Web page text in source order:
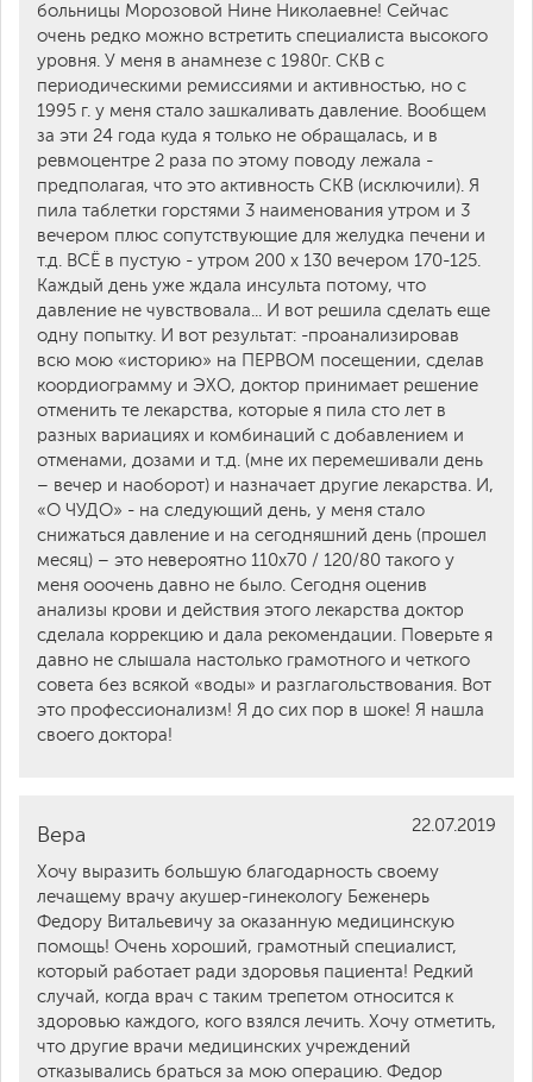
больницы Морозовой Нине Николаевне! Сейчас
очень редко можно встретить специалиста высокого
уровня. У меня в анамнезе с 1980г. СКВ с
периодическими ремиссиями и активностью, но с
1995 г. у меня стало зашкаливать давление. Вообщем
за эти 24 года куда я только не обращалась, и в
ревмоцентре 2 раза по этому поводу лежала -
предполагая, что это активность СКВ (исключили). Я
пила таблетки горстями 3 наименования утром и 3
вечером плюс сопутствующие для желудка печени и
т.д. ВСЁ в пустую - утром 200 х 130 вечером 170-125.
Каждый день уже ждала инсульта потому, что
давление не чувствовала... И вот решила сделать еще
одну попытку. И вот результат: -проанализировав
всю мою «историю» на ПЕРВОМ посещении, сделав
коордиограмму и ЭХО, доктор принимает решение
отменить те лекарства, которые я пила сто лет в
разных вариациях и комбинаций с добавлением и
отменами, дозами и т.д. (мне их перемешивали день
– вечер и наоборот) и назначает другие лекарства. И,
«О ЧУДО» - на следующий день, у меня стало
снижаться давление и на сегодняшний день (прошел
месяц) – это невероятно 110х70 / 120/80 такого у
меня ооочень давно не было. Сегодня оценив
анализы крови и действия этого лекарства доктор
сделала коррекцию и дала рекомендации. Поверьте я
давно не слышала настолько грамотного и четкого
совета без всякой «воды» и разглагольствования. Вот
это профессионализм! Я до сих пор в шоке! Я нашла
своего доктора!
22.07.2019
Вера
Хочу выразить большую благодарность своему
лечащему врачу акушер-гинекологу Беженерь
Федору Витальевичу за оказанную медицинскую
помощь! Очень хороший, грамотный специалист,
который работает ради здоровья пациента! Редкий
случай, когда врач с таким трепетом относится к
здоровью каждого, кого взялся лечить. Хочу отметить,
что другие врачи медицинских учреждений
отказывались браться за мою операцию. Федор